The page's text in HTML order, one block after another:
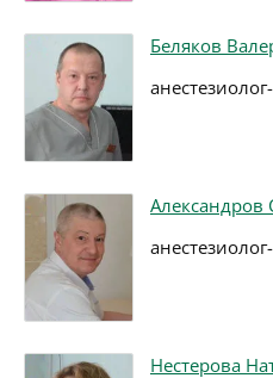
Беляков
Александров
Нестерова